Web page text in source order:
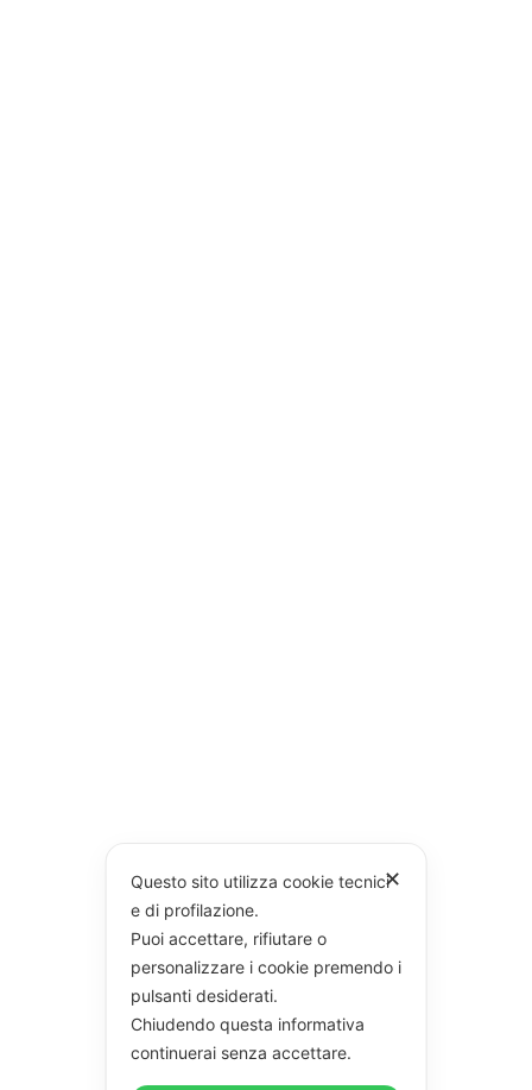
✕
Questo sito utilizza cookie tecnici
e di profilazione.
Puoi accettare, rifiutare o
personalizzare i cookie premendo i
pulsanti desiderati.
Chiudendo questa informativa
continuerai senza accettare.